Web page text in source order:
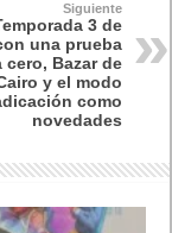
Siguiente
3 de
una prueba
Bazar de
y el modo
como
novedades